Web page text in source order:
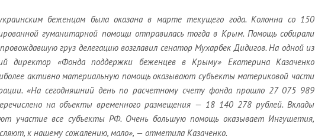
беженцам была оказана в марте текущего года. Колонна со 150
гуманитарной помощи отправилась тогда в Крым. Помощь собирали
груз делегацию возглавил сенатор Мухарбек Дидигов. На одной из
директор «Фонда поддержки беженцев в Крыму» Екатерина Казаченко
активно материальную помощь оказывают субъекты материковой части
«На сегодняшний день по расчетному счету фонда прошло 27 075 989
на объекты временного размещения — 18 140 278 рублей. Вклады
участие все субъекты РФ. Очень большую помощь оказывает Ингушетия,
к нашему сожалению, мало», — отметила Казаченко.